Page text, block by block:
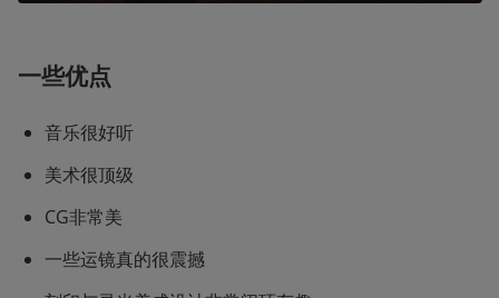
一些优点
音乐很好听
美术很顶级
CG非常美
一些运镜真的很震撼